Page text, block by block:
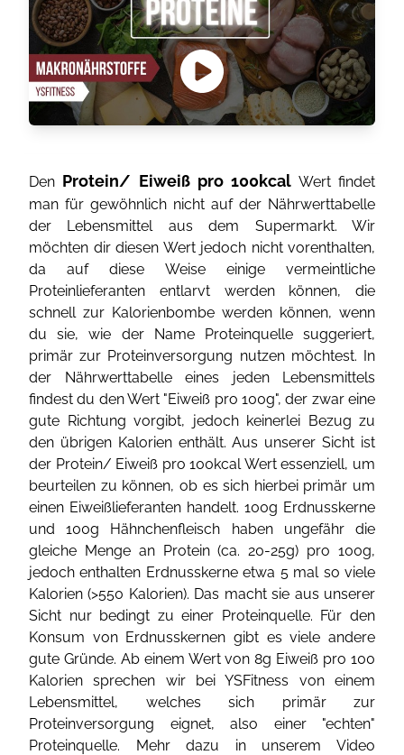
Den Protein/ Eiweiß pro 100kcal Wert findet
man für gewöhnlich nicht auf der Nährwerttabelle
der Lebensmittel aus dem Supermarkt. Wir
möchten dir diesen Wert jedoch nicht vorenthalten,
da auf diese Weise einige vermeintliche
Proteinlieferanten entlarvt werden können, die
schnell zur Kalorienbombe werden können, wenn
du sie, wie der Name Proteinquelle suggeriert,
primär zur Proteinversorgung nutzen möchtest. In
der Nährwerttabelle eines jeden Lebensmittels
findest du den Wert "Eiweiß pro 100g", der zwar eine
gute Richtung vorgibt, jedoch keinerlei Bezug zu
den übrigen Kalorien enthält. Aus unserer Sicht ist
der Protein/ Eiweiß pro 100kcal Wert essenziell, um
beurteilen zu können, ob es sich hierbei primär um
einen Eiweißlieferanten handelt. 100g Erdnusskerne
und 100g Hähnchenfleisch haben ungefähr die
gleiche Menge an Protein (ca. 20-25g) pro 100g,
jedoch enthalten Erdnusskerne etwa 5 mal so viele
Kalorien (>550 Kalorien). Das macht sie aus unserer
Sicht nur bedingt zu einer Proteinquelle. Für den
Konsum von Erdnusskernen gibt es viele andere
gute Gründe. Ab einem Wert von 8g Eiweiß pro 100
Kalorien sprechen wir bei YSFitness von einem
Lebensmittel, welches sich primär zur
Proteinversorgung eignet, also einer "echten"
Proteinquelle. Mehr dazu in unserem Video